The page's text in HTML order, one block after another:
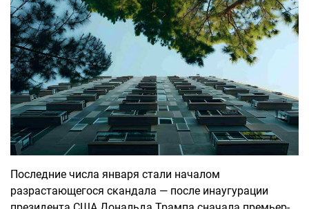
Последние числа января стали началом
разрастающегося скандала — после инаугурации